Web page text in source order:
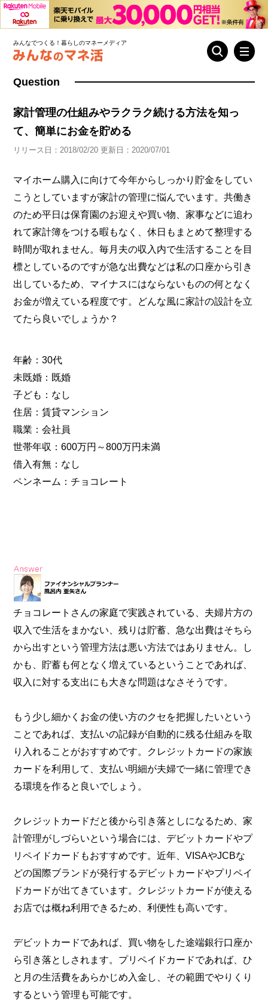
みんなでつくる！暮らしのマネーメディア
Question
家計管理の仕組みやラクラク続ける方法を知っ
て、簡単にお金を貯める
リリース日：2018/02/20 更新日：2020/07/01
マイホーム購入に向けて今年からしっかり貯金をしてい
こうとしていますが家計の管理に悩んでいます。共働き
のため平日は保育園のお迎えや買い物、家事などに追わ
れて家計簿をつける暇もなく、休日もまとめて整理する
時間が取れません。毎月夫の収入内で生活することを目
標としているのですが急な出費などは私の口座から引き
出しているため、マイナスにはならないものの何となく
お金が増えている程度です。どんな風に家計の設計を立
てたら良いでしょうか？
年齢：30代
未既婚：既婚
子ども：なし
住居：賃貸マンション
職業：会社員
世帯年収：600万円～800万円未満
借入有無：なし
ペンネーム：チョコレート
チョコレートさんの家庭で実践されている、夫婦片方の
収入で生活をまかない、残りは貯蓄、急な出費はそちら
から出すという管理方法は悪い方法ではありません。し
かも、貯蓄も何となく増えているということであれば、
収入に対する支出にも大きな問題はなさそうです。
もう少し細かくお金の使い方のクセを把握したいという
ことであれば、支払いの記録が自動的に残る仕組みを取
り入れることがおすすめです。クレジットカードの家族
カードを利用して、支払い明細が夫婦で一緒に管理でき
る環境を作ると良いでしょう。
クレジットカードだと後から引き落としになるため、家
計管理がしづらいという場合には、デビットカードやプ
リペイドカードもおすすめです。近年、VISAやJCBな
どの国際ブランドが発行するデビットカードやプリペイ
ドカードが出てきています。クレジットカードが使える
お店では概ね利用できるため、利便性も高いです。
デビットカードであれば、買い物をした途端銀行口座か
ら引き落としされます。プリペイドカードであれば、ひ
と月の生活費をあらかじめ入金し、その範囲でやりくり
するという管理も可能です。